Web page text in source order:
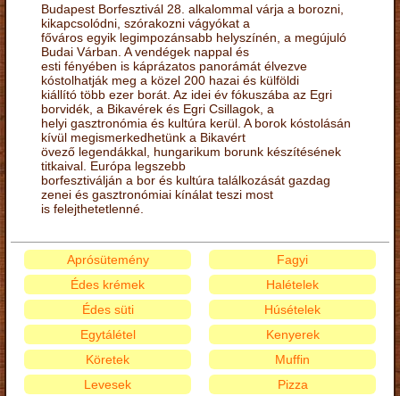
Budapest Borfesztivál 28. alkalommal várja a borozni,
kikapcsolódni, szórakozni vágyókat a
főváros egyik legimpozánsabb helyszínén, a megújuló
Budai Várban. A vendégek nappal és
esti fényében is káprázatos panorámát élvezve
kóstolhatják meg a közel 200 hazai és külföldi
kiállító több ezer borát. Az idei év fókuszába az Egri
borvidék, a Bikavérek és Egri Csillagok, a
helyi gasztronómia és kultúra kerül. A borok kóstolásán
kívül megismerkedhetünk a Bikavért
övező legendákkal, hungarikum borunk készítésének
titkaival. Európa legszebb
borfesztiválján a bor és kultúra találkozását gazdag
zenei és gasztronómiai kínálat teszi most
is felejthetetlenné.
Aprósütemény
Édes krémek
Édes süti
Egytálétel
Fagyi
Halételek
Húsételek
Kenyerek
Köretek
Levesek
Muffin
Pizza